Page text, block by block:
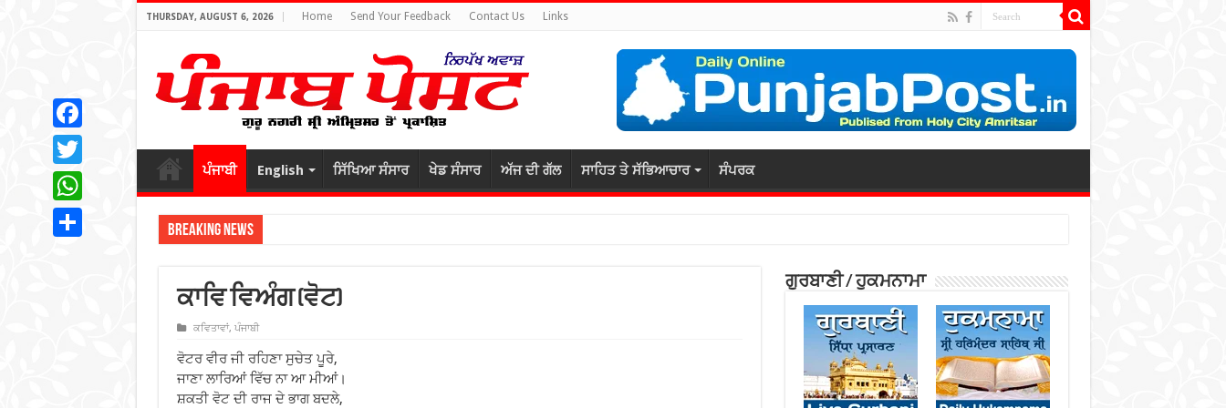
THURSDAY, AUGUST 6, 2026 Home Send Your Feedback Contact Us Links
ਪੰਜਾਬੀ English ਸਿੱਖਿਆ ਸੰਸਾਰ ਖੇਡ ਸੰਸਾਰ ਅੱਜ ਦੀ ਗੱਲ ਸਾਹਿਤ ਤੇ ਸੱਭਿਆਚਾਰ ਸੰਪਰਕ
Breaking News
ਕਾਵਿ ਵਿਅੰਗ (ਵੋਟ)
ਕਵਿਤਾਵਾਂ, ਪੰਜਾਬੀ
ਵੋਟਰ ਵੀਰ ਜੀ ਰਹਿਣਾ ਸੁਚੇਤ ਪੂਰੇ,
ਜਾਣਾ ਲਾਰਿਆਂ ਵਿੱਚ ਨਾ ਆ ਮੀਆਂ।
ਸ਼ਕਤੀ ਵੋਟ ਦੀ ਰਾਜ ਦੇ ਭਾਗ ਬਦਲੇ,
ਗੁਰਬਾਣੀ / ਹੁਕਮਨਾਮਾ
Facebook
Twitter
WhatsApp